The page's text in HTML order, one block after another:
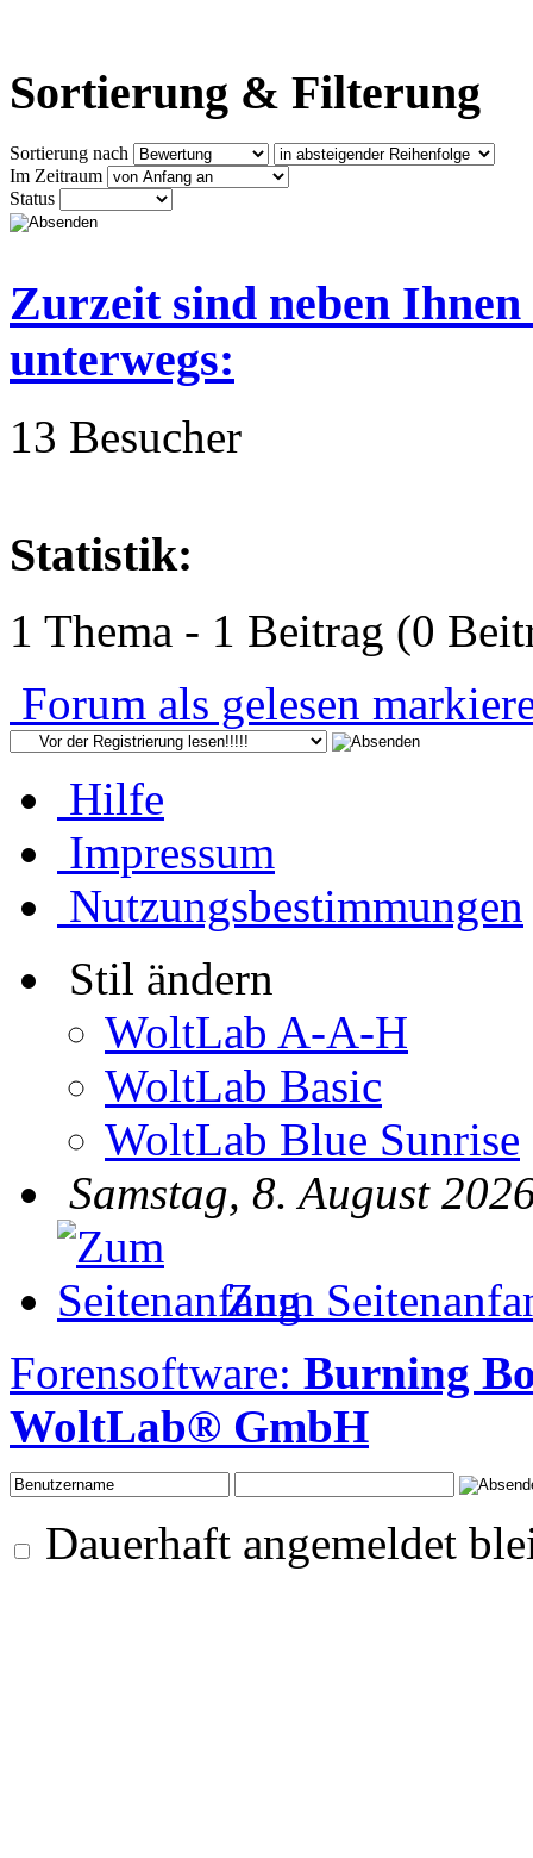
Sortierung & Filterung
Sortierung nach
Im Zeitraum
Status
Zurzeit sind neben
unterwegs:
13 Besucher
Statistik:
1 Thema - 1 Beitrag (0
Forum als gelesen
Hilfe
Impressum
Nutzungsbestimmungen
Stil ändern
WoltLab A-A-H
WoltLab Basic
WoltLab Blue Sunrise
Samstag, 8. August
Zum
Forensoftware: Burning
WoltLab® GmbH
Dauerhaft angemeldet